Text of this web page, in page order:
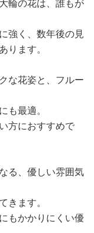
輪の花は、誰もが
強く、数年後の見
ります。
な花姿と、フルー
も最適。
方におすすめで
る、優しい雰囲気
きます。
もかかりにくい優